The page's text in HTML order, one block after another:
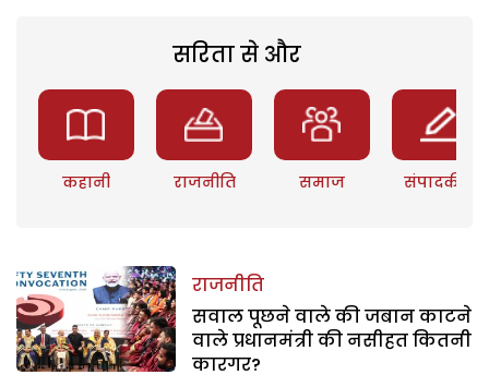
सरिता से और
कहानी राजनीति समाज संपादकीय
राजनीति
सवाल पूछने वाले की जबान काटने
वाले प्रधानमंत्री की नसीहत कितनी
कारगर?